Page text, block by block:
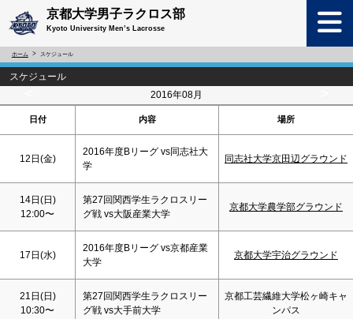
京都大学男子ラクロス部
Kyoto University Men’s Lacrosse
ホーム スケジュール
スケジュール
2016年08月
日付 内容 場所
12日(金)
2016年度Bリーグ vs同志社大
学
同志社大学京田辺グラウンド
14日(日)
12:00〜
第27回関西学生ラクロスリー
グ戦 vs大阪産業大学
京都大学農学部グラウンド
17日(水)
2016年度Bリーグ vs京都産業
大学
京都大学宇治グラウンド
21日(日)
10:30〜
第27回関西学生ラクロスリー
グ戦 vs大手前大学
京都工芸繊維大学松ヶ崎キャ
ンパス